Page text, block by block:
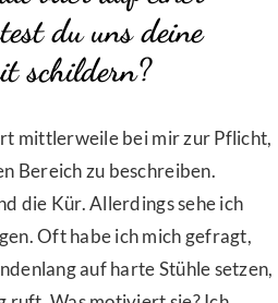
du uns deine
schildern?
mittlerweile bei mir zur Pflicht,
Bereich zu beschreiben.
die Kür. Allerdings sehe ich
Oft habe ich mich gefragt,
auf harte Stühle setzen,